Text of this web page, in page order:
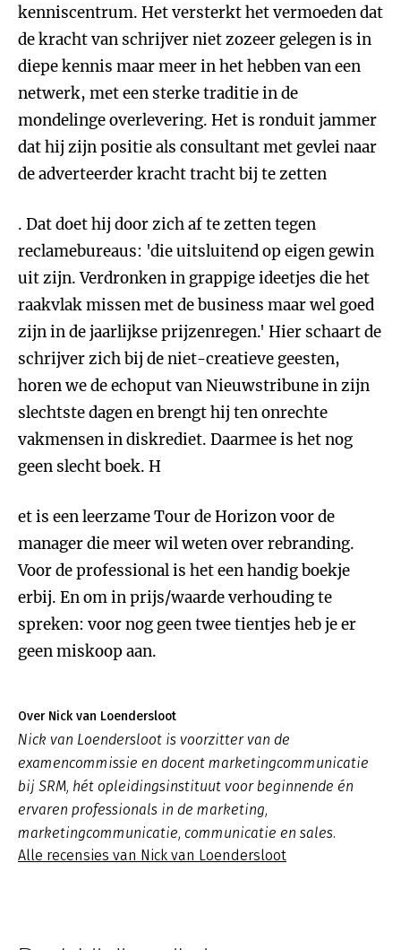
kenniscentrum. Het versterkt het vermoeden dat
de kracht van schrijver niet zozeer gelegen is in
diepe kennis maar meer in het hebben van een
netwerk, met een sterke traditie in de
mondelinge overlevering. Het is ronduit jammer
dat hij zijn positie als consultant met gevlei naar
de adverteerder kracht tracht bij te zetten
. Dat doet hij door zich af te zetten tegen
reclamebureaus: 'die uitsluitend op eigen gewin
uit zijn. Verdronken in grappige ideetjes die het
raakvlak missen met de business maar wel goed
zijn in de jaarlijkse prijzenregen.' Hier schaart de
schrijver zich bij de niet-creatieve geesten,
horen we de echoput van Nieuwstribune in zijn
slechtste dagen en brengt hij ten onrechte
vakmensen in diskrediet. Daarmee is het nog
geen slecht boek. H
et is een leerzame Tour de Horizon voor de
manager die meer wil weten over rebranding.
Voor de professional is het een handig boekje
erbij. En om in prijs/waarde verhouding te
spreken: voor nog geen twee tientjes heb je er
geen miskoop aan.
Over Nick van Loendersloot
Nick van Loendersloot is voorzitter van de
examencommissie en docent marketingcommunicatie
bij SRM, hét opleidingsinstituut voor beginnende én
ervaren professionals in de marketing,
marketingcommunicatie, communicatie en sales.
Alle recensies van Nick van Loendersloot